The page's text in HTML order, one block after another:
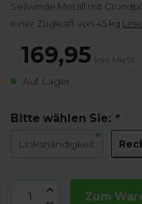
Seilwinde Metall mit
einer Zugkraft von 45 kg
169,95 Inkl. MwSt.
Auf Lager
Bitte wählen Sie: *
Linkshändigkeit
Zum